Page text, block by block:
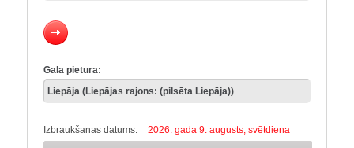
Gala pietura:
Izbraukšanas datums: 2026. gada 9. augusts, svētdiena